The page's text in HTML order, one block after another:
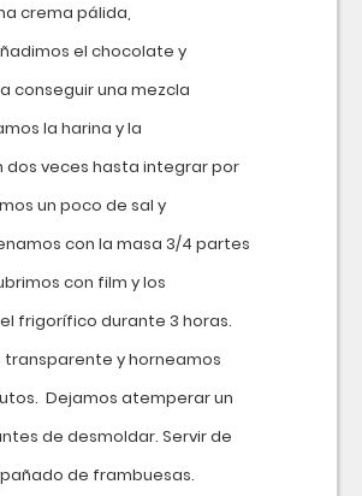
crema pálida,
el chocolate y
conseguir una mezcla
la harina y la
dos veces hasta integrar por
un poco de sal y
con la masa 3/4 partes
con film y los
frigorífico durante 3 horas.
transparente y horneamos
Dejamos atemperar un
de desmoldar. Servir de
de frambuesas.